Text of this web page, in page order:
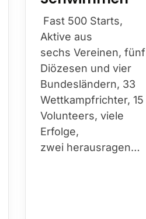
Fast 500 Starts,
Aktive aus
sechs Vereinen, fünf
Diözesen und vier
Bundesländern, 33
Wettkampfrichter, 15
Volunteers, viele
Erfolge,
zwei herausragen…